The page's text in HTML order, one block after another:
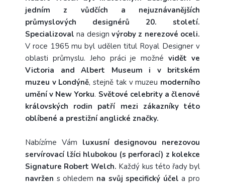
jedním z vůdčích a nejuznávanějších
průmyslových designérů 20. století.
Specializoval na design výroby z nerezové oceli.
V roce 1965 mu byl udělen titul Royal Designer v
oblasti průmyslu. Jeho práci je možné vidět ve
Victoria and Albert Museum i v britském
muzeu v Londýně, stejně tak v muzeu moderního
umění v New Yorku. Světové celebrity a členové
královských rodin patří mezi zákazníky této
oblíbené a prestižní anglické značky.
Nabízíme Vám luxusní designovou nerezovou
servírovací lžíci hlubokou (s perforací) z kolekce
Signature Robert Welch. Každý kus této řady byl
navržen s ohledem na svůj specifický účel a pro